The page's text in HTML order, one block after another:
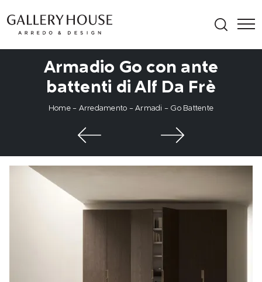
Armadio Go con ante
battenti di Alf Da Frè
Home- Arredamento -Armadi - Go Battente